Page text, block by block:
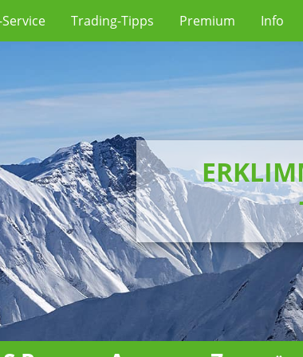
Trading-Tipps Premium Info